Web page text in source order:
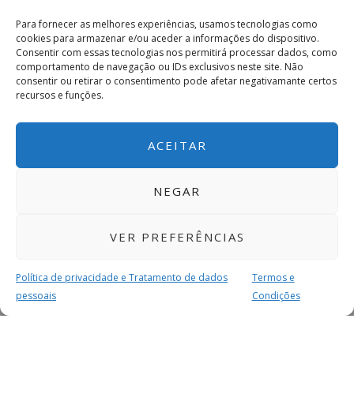
Para fornecer as melhores experiências, usamos tecnologias como
cookies para armazenar e/ou aceder a informações do dispositivo.
Consentir com essas tecnologias nos permitirá processar dados, como
comportamento de navegação ou IDs exclusivos neste site. Não
consentir ou retirar o consentimento pode afetar negativamante certos
recursos e funções.
ACEITAR
NEGAR
VER PREFERÊNCIAS
Política de privacidade e Tratamento de dados
pessoais
Termos e
Condições